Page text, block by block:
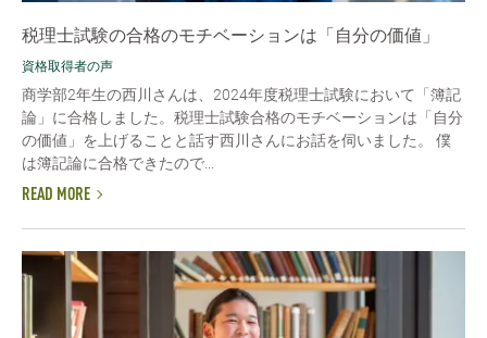
税理士試験の合格のモチベーションは「自分の価値」
資格取得者の声
商学部2年生の西川さんは、2024年度税理士試験において「簿記
論」に合格しました。税理士試験合格のモチベーションは「自分
の価値」を上げることと話す西川さんにお話を伺いました。 僕
は簿記論に合格できたので...
READ MORE